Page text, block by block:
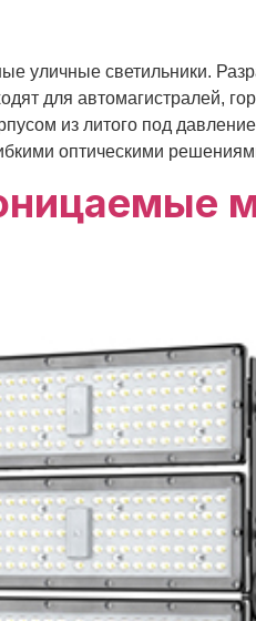
светильники.
для автомагистралей,
из литого под
оптическими